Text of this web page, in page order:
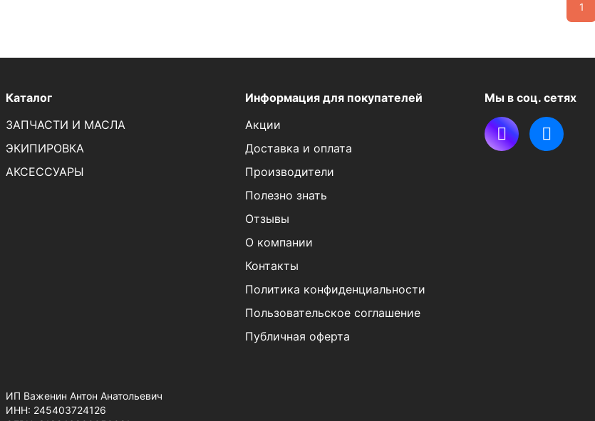
1
Каталог
ЗАПЧАСТИ И МАСЛА
ЭКИПИРОВКА
АКСЕССУАРЫ
Информация для покупателей
Акции
Доставка и оплата
Производители
Полезно знать
Отзывы
О компании
Контакты
Политика конфиденциальности
Пользовательское соглашение
Публичная оферта
Мы в соц. сетях
ИП Важенин Антон Анатольевич
ИНН: 245403724126